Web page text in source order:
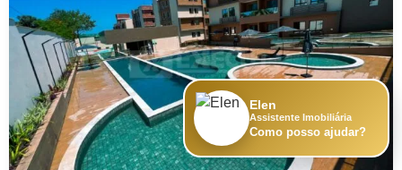
Elen
Assistente Imobiliária
Como posso ajudar?